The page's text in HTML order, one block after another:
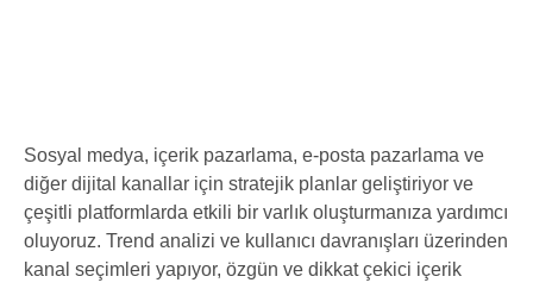
Sosyal medya, içerik pazarlama, e-posta pazarlama ve
diğer dijital kanallar için stratejik planlar geliştiriyor ve
çeşitli platformlarda etkili bir varlık oluşturmanıza yardımcı
oluyoruz. Trend analizi ve kullanıcı davranışları üzerinden
kanal seçimleri yapıyor, özgün ve dikkat çekici içerik